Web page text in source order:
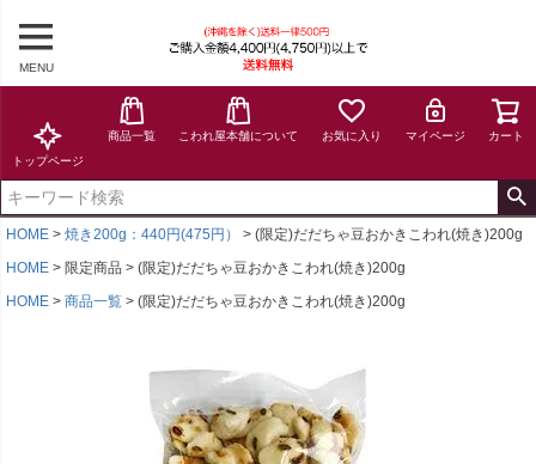
MENU
トップページ
商品一覧 こわれ屋本舗について お気に入り マイページ カート
HOME 焼き200g：440円(475円）
(限定)だだちゃ豆おかきこわれ(焼き)200g
HOME
限定商品
(限定)だだちゃ豆おかきこわれ(焼き)200g
HOME
商品一覧 (限定)だだちゃ豆おかきこわれ(焼き)200g